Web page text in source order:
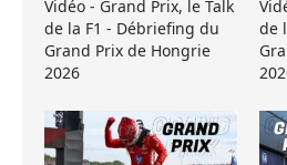
Vidéo - Grand Prix, le Talk
de la F1 - Débriefing du
Grand Prix de Hongrie
2026
de